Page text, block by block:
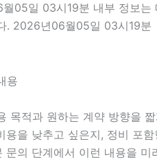
05일 03시19분 내부 정보
. 2026년06월05일 03시19분
용
목적과 원하는 계약 방향을
용을 낮추고 싶은지, 정비 포
의 단계에서 이런 내용을